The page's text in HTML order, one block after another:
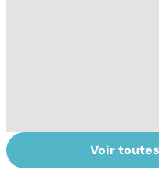
Suicide : prévenir
le passage à
Voir